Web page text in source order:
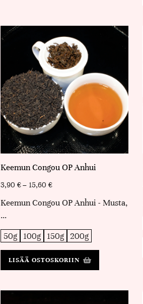
50g 100g 150g 200g
Keemun Congou OP Anhui
3,90€ – 15,60€
Keemun Congou OP Anhui - Musta,
…
LISÄÄ OSTOSKORIIN